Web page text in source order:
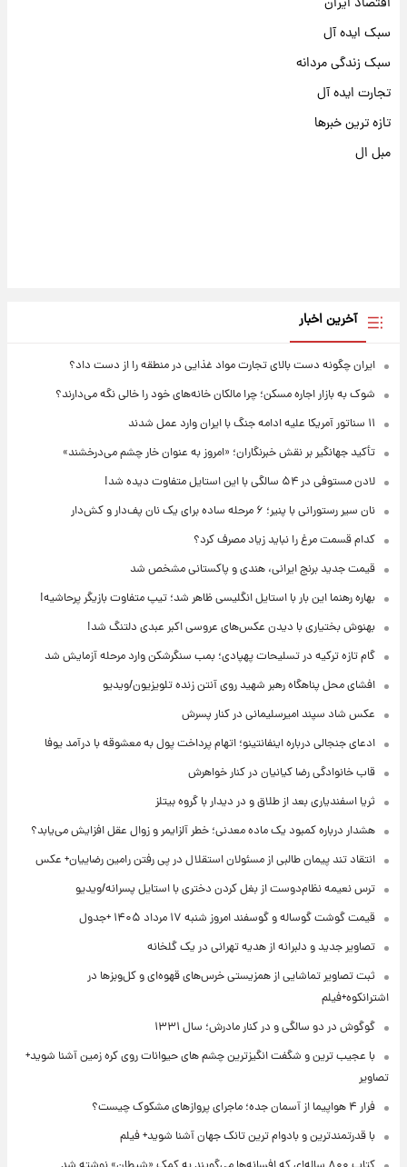
سبک ایده آل
سبک زندگی مردانه
تجارت ایده آل
تازه ترین خبرها
مبل ال
آخرین اخبار
ایران چگونه دست بالای تجارت مواد غذایی در منطقه را از دست داد؟
شوک به بازار اجاره مسکن؛ چرا مالکان خانه‌های خود را خالی نگه می‌دارند؟
۱۱ سناتور آمریکا علیه ادامه جنگ با ایران وارد عمل شدند
تأکید جهانگیر بر نقش خبرنگاران؛ «امروز به عنوان خار چشم می‌درخشند»
لادن مستوفی در ۵۴ سالگی با این استایل متفاوت دیده شد!
نان سیر رستورانی با پنیر؛ ۶ مرحله ساده برای یک نان پف‌دار و کش‌دار
کدام قسمت مرغ را نباید زیاد مصرف کرد؟
قیمت جدید برنج ایرانی، هندی و پاکستانی مشخص شد
بهاره رهنما این بار با استایل انگلیسی ظاهر شد؛ تیپ متفاوت بازیگر پرحاشیه!
بهنوش بختیاری با دیدن عکس‌های عروسی اکبر عبدی دلتنگ شد!
گام تازه ترکیه در تسلیحات پهپادی؛ بمب سنگرشکن وارد مرحله آزمایش شد
افشای محل پناهگاه‌ رهبر شهید روی آنتن زنده تلویزیون/ویدیو
عکس شاد سپند امیرسلیمانی در کنار پسرش
ادعای جنجالی درباره اینفانتینو؛ اتهام پرداخت پول به معشوقه با درآمد یوفا
قاب خانوادگی رضا کیانیان در کنار خواهرش
ثریا اسفندیاری بعد از طلاق و در دیدار با گروه بیتلز
هشدار درباره کمبود یک ماده معدنی؛ خطر آلزایمر و زوال عقل افزایش می‌یابد؟
انتقاد تند پیمان طالبی از مسئولان استقلال در پی رفتن رامین رضاییان+ عکس
ترس نعیمه نظام‌دوست از بغل کردن دختری با استایل پسرانه/ویدیو
قیمت گوشت گوساله و گوسفند امروز شنبه ۱۷ مرداد ۱۴۰۵ +جدول
تصاویر جدید و دلبرانه از هدیه تهرانی در یک گلخانه
ثبت تصاویر تماشایی از همزیستی خرس‌های قهوه‌ای و کل‌وبزها در
اشترانکوه+فیلم
گوگوش در دو سالگی و در کنار مادرش؛ سال ۱۳۳۱
با عجیب ترین و شگفت انگیزترین چشم های حیوانات روی کره زمین آشنا شوید+
تصاویر
فرار ۴ هواپیما از آسمان جده؛ ماجرای پروازهای مشکوک چیست؟
با قدرتمندترین و بادوام ترین تانک جهان آشنا شوید+ فیلم